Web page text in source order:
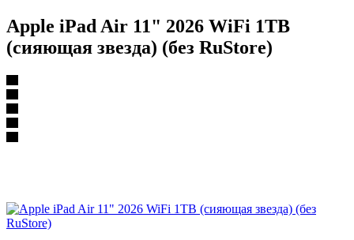
Apple iPad Air 11" 2026 WiFi 1TB
(сияющая звезда) (без RuStore)